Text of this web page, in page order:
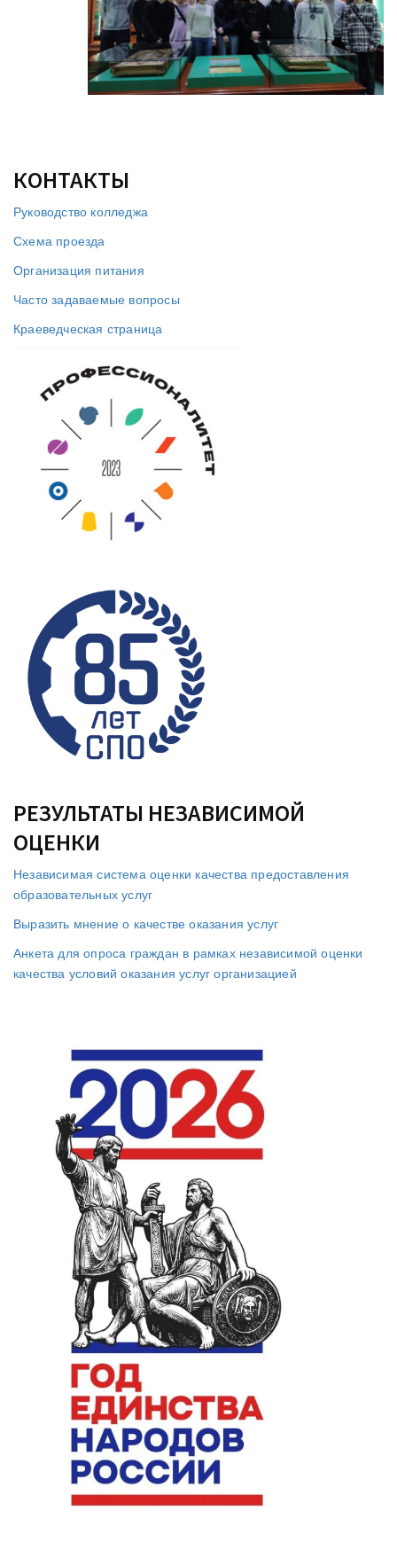
КОНТАКТЫ
Руководство колледжа
Схема проезда
Организация питания
Часто задаваемые вопросы
Краеведческая страница
РЕЗУЛЬТАТЫ НЕЗАВИСИМОЙ
ОЦЕНКИ
Независимая система оценки качества предоставления
образовательных услуг
Выразить мнение о качестве оказания услуг
Анкета для опроса граждан в рамках независимой оценки
качества условий оказания услуг организацией